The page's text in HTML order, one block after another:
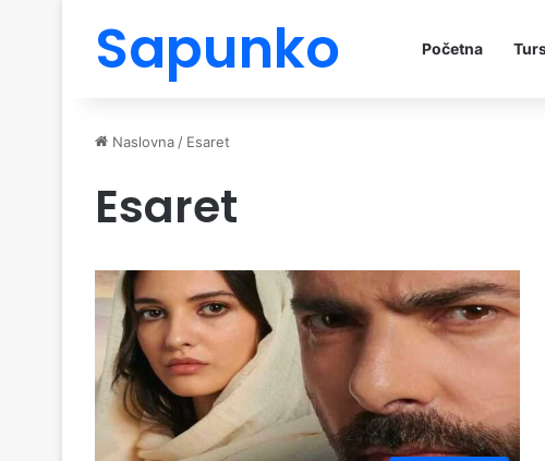
Sapunko Početna
Naslovna / Esaret
Esaret